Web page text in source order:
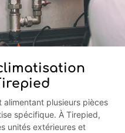
alimentant plusieurs pièces
spécifique. À Tirepied,
unités extérieures et